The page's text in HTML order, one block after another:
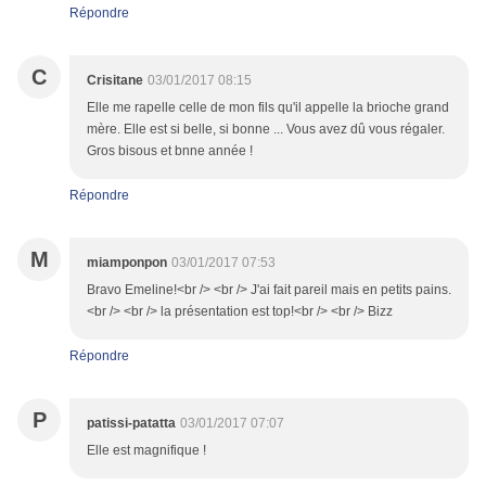
Répondre
C Crisitane 03/01/2017 08:15
Elle me rapelle celle de mon fils qu'il appelle la brioche grand
mère. Elle est si belle, si bonne ... Vous avez dû vous régaler.
Gros bisous et bnne année !
Répondre
M miamponpon 03/01/2017 07:53
Bravo Emeline!<br /> <br /> J'ai fait pareil mais en petits pains.
<br /> <br /> la présentation est top!<br /> <br /> Bizz
Répondre
P patissi-patatta 03/01/2017 07:07
Elle est magnifique !